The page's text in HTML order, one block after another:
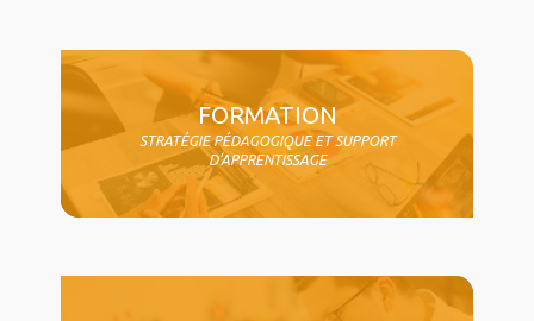
FORMATION
STRATÉGIE PÉDAGOGIQUE ET SUPPORT
D'APPRENTISSAGE